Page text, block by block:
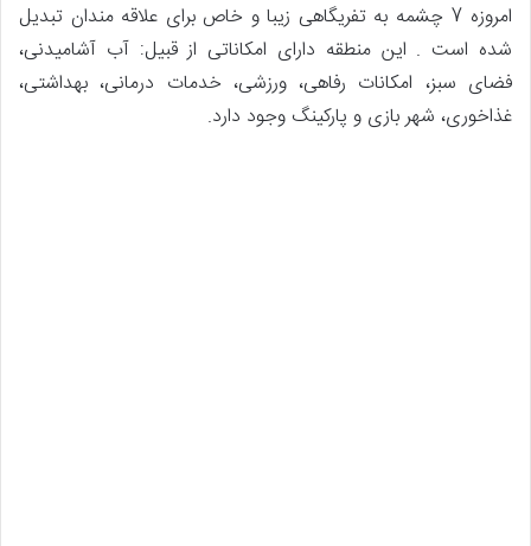
امروزه 7 چشمه به تفریگاهی زیبا و خاص برای علاقه مندان تبدیل
شده است . این منطقه دارای امکاناتی از قبیل: آب آشامیدنی،
فضای سبز، امکانات رفاهی، ورزشی، خدمات درمانی، بهداشتی،
غذاخوری، شهر بازی و پارکینگ وجود دارد.